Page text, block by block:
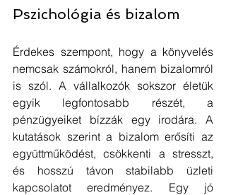
Pszichológia és bizalom
Érdekes szempont, hogy a könyvelés
nemcsak számokról, hanem bizalomról
is szól. A vállalkozók sokszor életük
egyik legfontosabb részét, a
pénzügyeiket bízzák egy irodára. A
kutatások szerint a bizalom erősíti az
együttműködést, csökkenti a stresszt,
és hosszú távon stabilabb üzleti
kapcsolatot eredményez. Egy jó